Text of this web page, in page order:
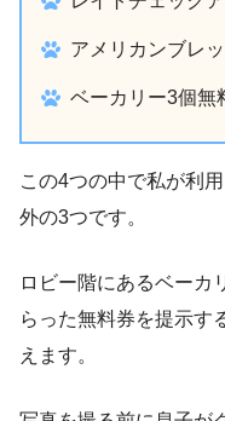
アメリカンブレ
ベーカリー3個無
この4つの中で私が利
外の3つです。
ロビー階にあるベーカ
らった無料券を提示す
えます。